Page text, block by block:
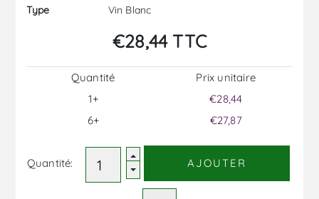
Type
Vin Blanc
€28,44 TTC
Quantité
1+
6+
Prix ​​unitaire
€28,44
€27,87
Quantité: AJOUTER